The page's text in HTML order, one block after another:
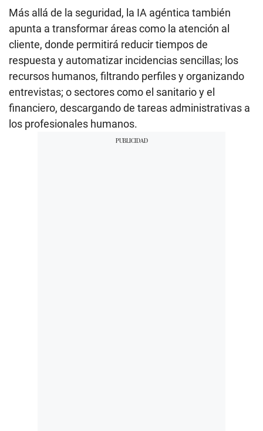
Más allá de la seguridad, la IA agéntica también
apunta a transformar áreas como la atención al
cliente, donde permitirá reducir tiempos de
respuesta y automatizar incidencias sencillas; los
recursos humanos, filtrando perfiles y organizando
entrevistas; o sectores como el sanitario y el
financiero, descargando de tareas administrativas a
los profesionales humanos.